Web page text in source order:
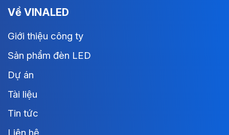
Về VINALED
Giới thiệu công ty
Sản phẩm đèn LED
Dự án
Tài liệu
Tin tức